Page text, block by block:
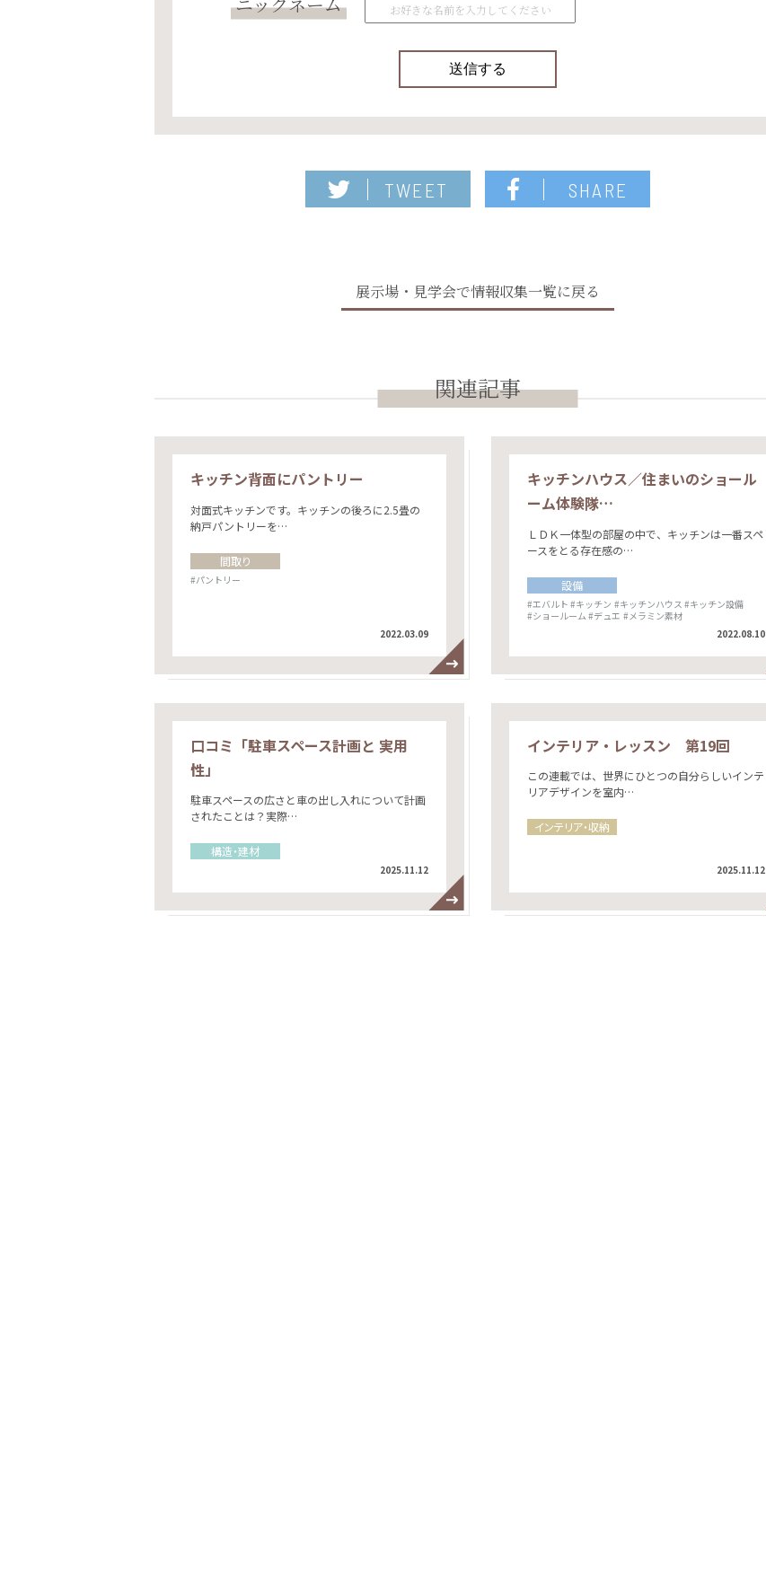
TWEET SHARE
展示場・見学会で情報収集一覧に戻る
関連記事
キッチン背面にパントリー
対面式キッチンです。キッチンの後ろに2.5畳の
納戸パントリーを…
間取り
#パントリー
2022.03.09
キッチンハウス／住まいのショール
ーム体験隊…
ＬＤＫ一体型の部屋の中で、キッチンは一番スペ
ースをとる存在感の…
設備
#エバルト #キッチン #キッチンハウス #キッチン設備
#ショールーム #デュエ #メラミン素材
2022.08.10
口コミ「駐車スペース計画と 実用
性」
駐車スペースの広さと車の出し入れについて計画
されたことは？実際…
構造・建材
2025.11.12
インテリア・レッスン 第19回
この連載では、世界にひとつの自分らしいインテ
リアデザインを室内…
インテリア・収納
2025.11.12